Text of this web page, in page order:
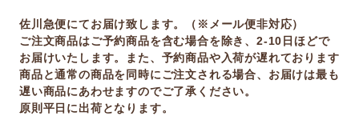
佐川急便にてお届け致します。（※メール便非対応）
ご注文商品はご予約商品を含む場合を除き、2-10日ほどで
お届けいたします。また、予約商品や入荷が遅れております
商品と通常の商品を同時にご注文される場合、お届けは最も
遅い商品にあわせますのでご了承ください。
原則平日に出荷となります。